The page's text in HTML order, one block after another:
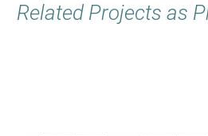
Related Projects as